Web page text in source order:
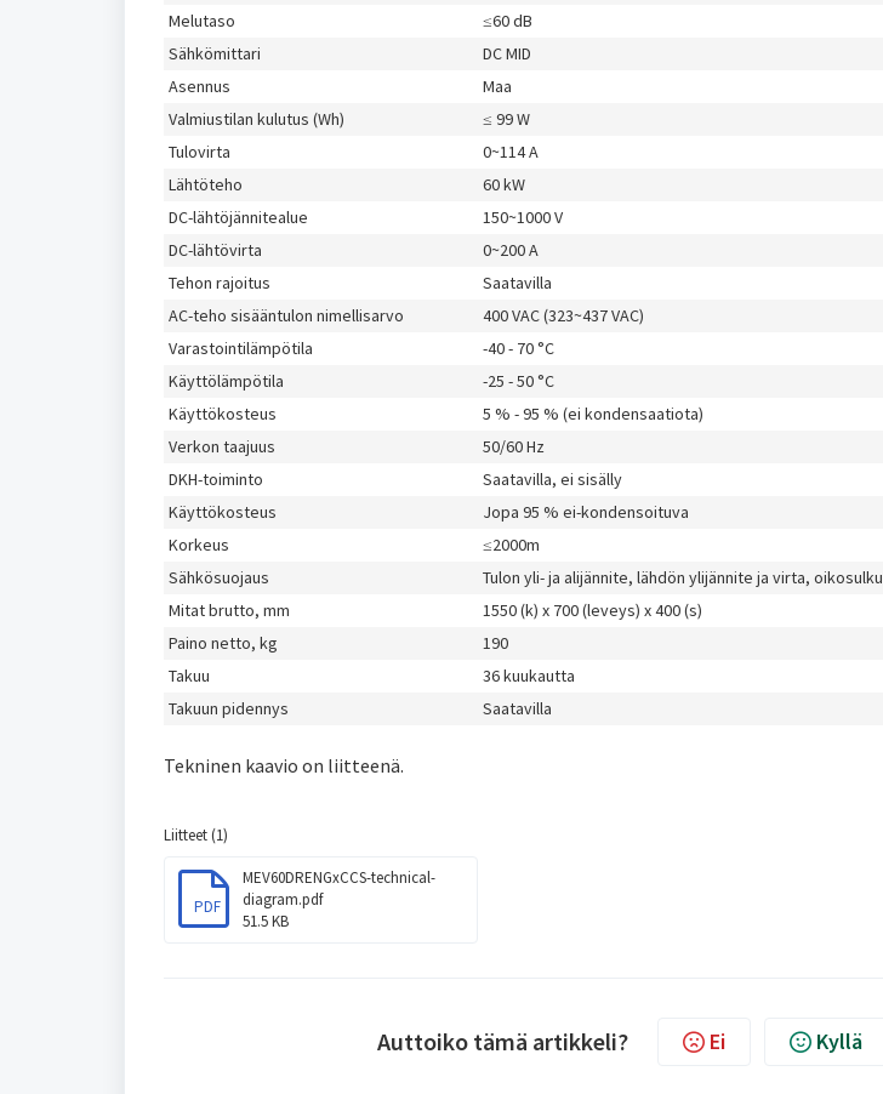
Melutaso
≤60 dB
Sähkömittari
DC MID
Asennus
Maa
Valmiustilan kulutus (Wh)
≤ 99 W
Tulovirta
0~114 A
Lähtöteho
60 kW
DC-lähtöjännitealue
150~1000 V
DC-lähtövirta
0~200 A
Tehon rajoitus
Saatavilla
AC-teho sisääntulon nimellisarvo
400 VAC (323~437 VAC)
Varastointilämpötila
-40 - 70 °C
Käyttölämpötila
-25 - 50 °C
Käyttökosteus
5 % - 95 % (ei kondensaatiota)
Verkon taajuus
50/60 Hz
DKH-toiminto
Saatavilla, ei sisälly
Käyttökosteus
Jopa 95 % ei-kondensoituva
Korkeus
≤2000m
Sähkösuojaus
Tulon yli- ja alijännite, lähdön ylijännite ja virta, oikosulku
Mitat brutto, mm
1550 (k) x 700 (leveys) x 400 (s)
Paino netto, kg
190
Takuu
36 kuukautta
Takuun pidennys
Saatavilla
Tekninen kaavio on liitteenä.
Liitteet (1)
PDF
MEV60DRENGxCCS-technical-
diagram.pdf
51.5 KB
Auttoiko tämä artikkeli? Ei Kyllä